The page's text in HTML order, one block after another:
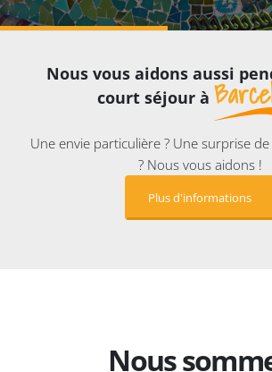
Nous vous aidons aussi
court séjour à
Une envie particulière ? Une surprise
? Nous vous aidons !
Plus d'informations
Nous